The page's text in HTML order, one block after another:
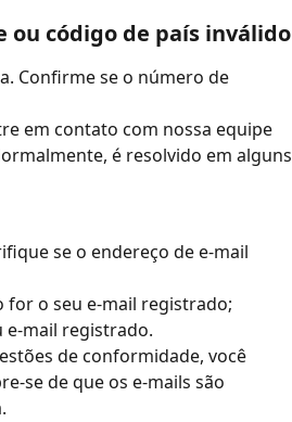
código de país inválido
Confirme se o número de
em contato com nossa equipe
é resolvido em alguns
se o endereço de e-mail
for o seu e-mail registrado;
e-mail registrado.
de conformidade, você
se de que os e-mails são